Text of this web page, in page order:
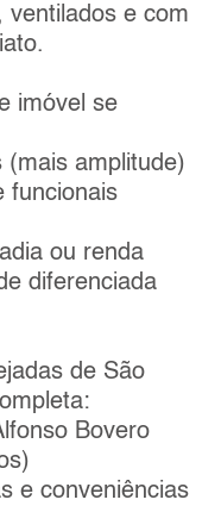
ventilados e com
imóvel se
(mais amplitude)
funcionais
ou renda
diferenciada
de São
Bovero
e conveniências